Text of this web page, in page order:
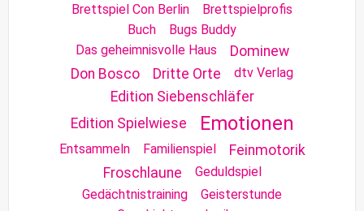
Brettspiel Con Berlin
Brettspielprofis
Buch
Bugs Buddy
Das geheimnisvolle Haus
Dominew
Don Bosco
Dritte Orte dtv Verlag
Edition Siebenschläfer
Edition Spielwiese
Emotionen
Entsammeln Familienspiel
Feinmotorik
Froschlaune
Geduldspiel
Gedächtnistraining
Geisterstunde